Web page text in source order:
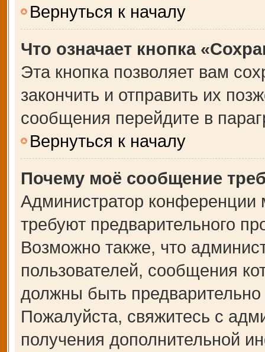
Вернуться к началу
Что означает кнопка
Эта кнопка позволяет вам
закончить и отправить их
сообщения перейдите в
Вернуться к началу
Почему моё сообщение
Администратор
требуют предварительного
Возможно также, что
пользователей, сообщения
должны быть
Пожалуйста, свяжитесь с
получения дополнительной